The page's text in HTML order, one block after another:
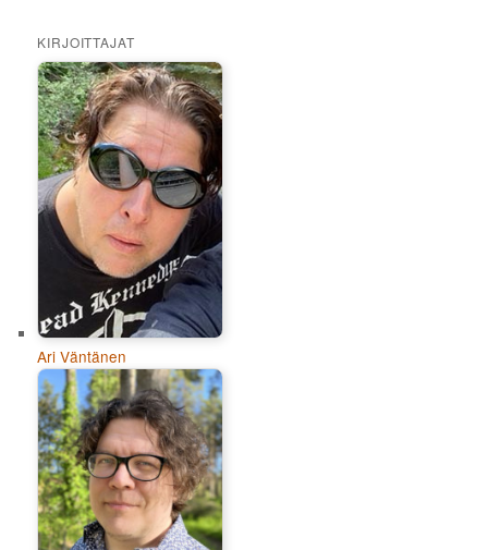
KIRJOITTAJAT
Ari Väntänen